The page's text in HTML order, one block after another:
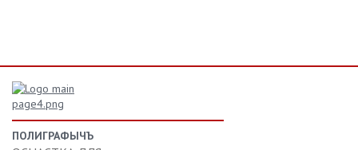
ПОЛИГРАФЫЧЪ